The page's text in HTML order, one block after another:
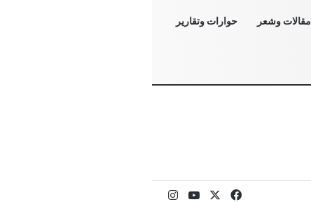
مقالات وشعر حوارات وتقارير
فيسبوك ‫YouTubeانستقرام